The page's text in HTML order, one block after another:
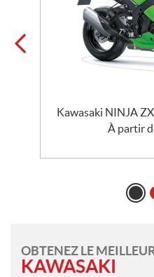
Kawasaki NINJA
À partir
OBTENEZ LE
KAWASAKI